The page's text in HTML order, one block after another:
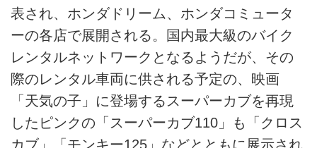
表され、ホンダドリーム、ホンダコミュータ
ーの各店で展開される。国内最大級のバイク
レンタルネットワークとなるようだが、その
際のレンタル車両に供される予定の、映画
「天気の子」に登場するスーパーカブを再現
したピンクの「スーパーカブ110」も「クロス
カブ」「モンキー125」などとともに展示され